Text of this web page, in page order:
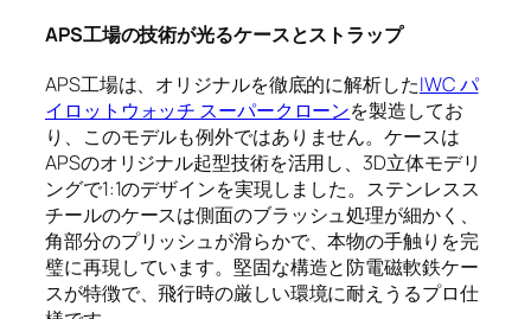
APS工場の技術が光るケースとストラップ
APS工場は、オリジナルを徹底的に解析したIWC パ
イロットウォッチ スーパークローンを製造してお
り、このモデルも例外ではありません。ケースは
APSのオリジナル起型技術を活用し、3D立体モデリ
ングで1:1のデザインを実現しました。ステンレスス
チールのケースは側面のブラッシュ処理が細かく、
角部分のプリッシュが滑らかで、本物の手触りを完
璧に再現しています。堅固な構造と防電磁軟鉄ケー
スが特徴で、飛行時の厳しい環境に耐えうるプロ仕